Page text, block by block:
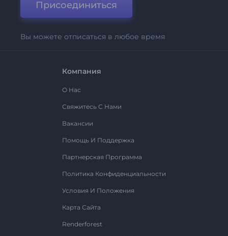
Присоединиться
Вы можете отписаться в любое время
Компания
О Нас
Свяжитесь С Нами
Вакансии
Помощь И Поддержка
Партнерская Программа
Политика Конфиденциальности
Условия И Положения
Карта Сайта
Renderforest